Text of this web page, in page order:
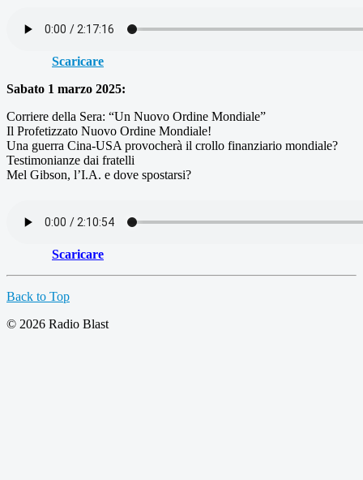
Scaricare
Sabato 1 marzo 2025:
Corriere della Sera: “Un Nuovo Ordine Mondiale”
Il Profetizzato Nuovo Ordine Mondiale!
Una guerra Cina-USA provocherà il crollo finanziario mondiale?
Testimonianze dai fratelli
Mel Gibson, l’I.A. e dove spostarsi?
Scaricare
Back to Top
© 2026 Radio Blast